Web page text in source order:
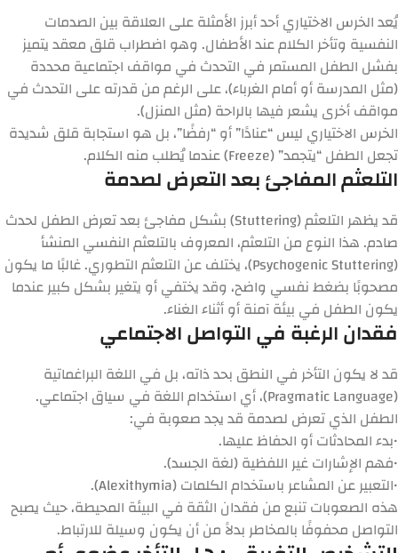
يُعد الخرس الاختياري أحد أبرز الأمثلة على العلاقة بين الصدمات
النفسية وتأخر الكلام عند الأطفال. وهو اضطراب قلق معقد يتميز
بفشل الطفل المستمر في التحدث في مواقف اجتماعية محددة
(مثل المدرسة أو أمام الغرباء)، على الرغم من قدرته على التحدث في
مواقف أخرى يشعر فيها بالراحة (مثل المنزل).
الخرس الاختياري ليس “عنادًا” أو “رفضًا”، بل هو استجابة قلق شديدة
تجعل الطفل “يتجمد” (Freeze) عندما يُطلب منه الكلام.
التلعثم المفاجئ بعد التعرض لصدمة
قد يظهر التلعثم (Stuttering) بشكل مفاجئ بعد تعرض الطفل لحدث
صادم. هذا النوع من التلعثم، المعروف بالتلعثم النفسي المنشأ
(Psychogenic Stuttering)، يختلف عن التلعثم التطوري. غالبًا ما يكون
مصحوبًا بضغط نفسي واضح، وقد يختفي أو يتغير بشكل كبير عندما
يكون الطفل في بيئة آمنة أو أثناء الغناء.
فقدان الرغبة في التواصل الاجتماعي
قد لا يكون التأخر في النطق بحد ذاته، بل في اللغة البراغماتية
(Pragmatic Language)
، أي استخدام اللغة في سياق اجتماعي.
الطفل الذي تعرض لصدمة قد يجد صعوبة في:
•بدء المحادثات أو الحفاظ عليها.
•فهم الإشارات غير اللفظية (لغة الجسد).
•التعبير عن المشاعر باستخدام الكلمات (Alexithymia).
هذه الصعوبات تنبع من فقدان الثقة في البيئة المحيطة، حيث يصبح
التواصل محفوفًا بالمخاطر بدلاً من أن يكون وسيلة للارتباط.